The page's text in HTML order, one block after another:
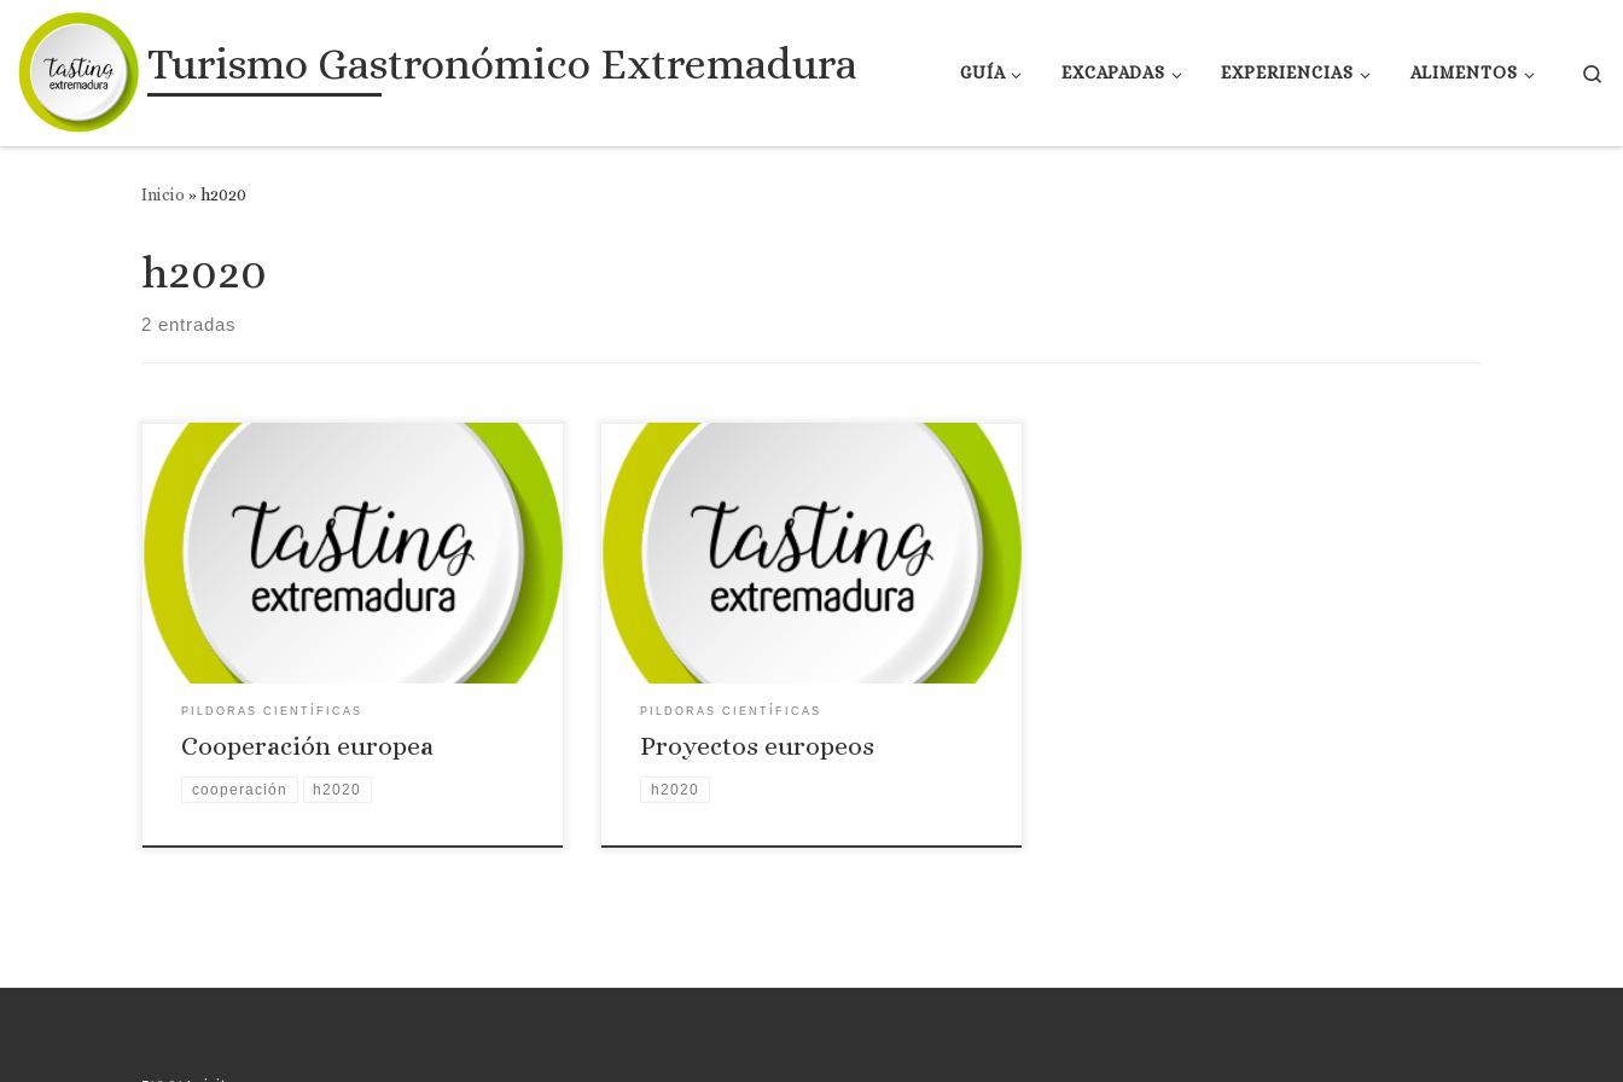
Saltar al contenido
Turismo Gastronómico Extremadura GUÍA EXCAPADAS EXPERIENCIAS ALIMENTOS
Inicio »h2020
h2020
2 entradas
Andrés Montero Aparicio del Instituto Nacional
de Investigación y Tecnología Agraria y
Alimentaria (INIA) y Punto Nacional de Contacto
para el Horizon 2020 habla de la cooperación
entre investigadores es una de las mejores formas
de incrementar las capacidades tecnológicas de
un territorio.
PILDORAS CIENTÍFICAS
Cooperación europea
cooperación h2020
Carmen González Ramos, Directora de CTAEX nos
habla sobre las oportunidades de colaborar en
proyectos europeos.
PILDORAS CIENTÍFICAS
Proyectos europeos
h2020